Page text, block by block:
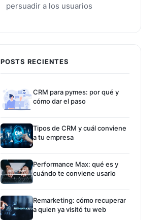
persuadir a los usuarios
POSTS RECIENTES
CRM para pymes: por qué y
cómo dar el paso
Tipos de CRM y cuál conviene
a tu empresa
Performance Max: qué es y
cuándo te conviene usarlo
Remarketing: cómo recuperar
a quien ya visitó tu web